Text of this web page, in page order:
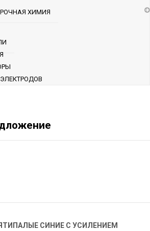
ХИМИЯ
СИНИЕ С УСИЛЕНИЕМ